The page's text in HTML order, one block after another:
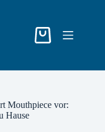
Mouthpiece vor:
Hause